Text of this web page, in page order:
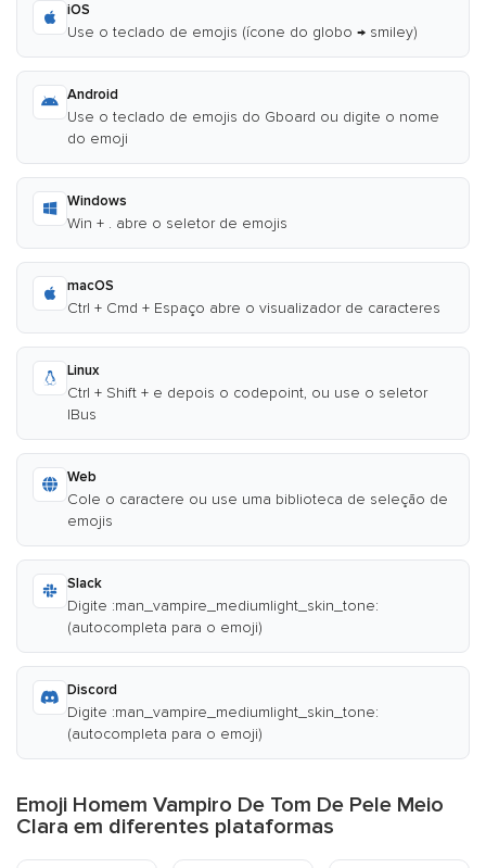
iOS
Use o teclado de emojis (ícone do globo → smiley)
Android
Use o teclado de emojis do Gboard ou digite o nome
do emoji
Windows
Win + . abre o seletor de emojis
macOS
Ctrl + Cmd + Espaço abre o visualizador de caracteres
Linux
Ctrl + Shift + e depois o codepoint, ou use o seletor
IBus
Web
Cole o caractere ou use uma biblioteca de seleção de
emojis
Slack
Digite :man_vampire_mediumlight_skin_tone:
(autocompleta para o emoji)
Discord
Digite :man_vampire_mediumlight_skin_tone:
(autocompleta para o emoji)
Emoji Homem Vampiro De Tom De Pele Meio
Clara em diferentes plataformas